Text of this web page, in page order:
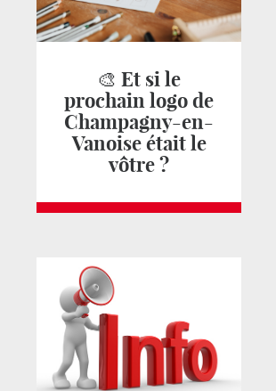
🎨 Et si le
prochain logo de
Champagny-en-
Vanoise était le
vôtre ?